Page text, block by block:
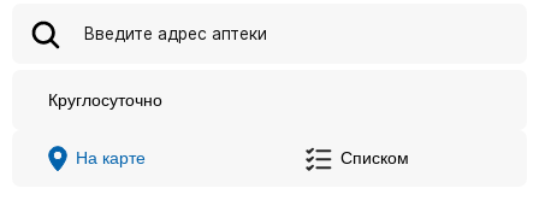
Круглосуточно
На карте Списком